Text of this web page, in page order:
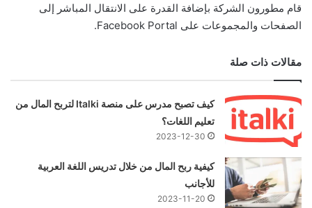
قام مطورون الشركة بإضافة القدرة على الانتقال المباشر إلى
الصفحات والمجموعات على Facebook Portal.
مقالات ذات صلة
كيف تصبح مدرس على منصة Italki لتربح المال من
تعليم اللغات؟
2023-12-30
كيفية ربح المال من خلال تدريس اللغة العربية
للأجانب
2023-11-20